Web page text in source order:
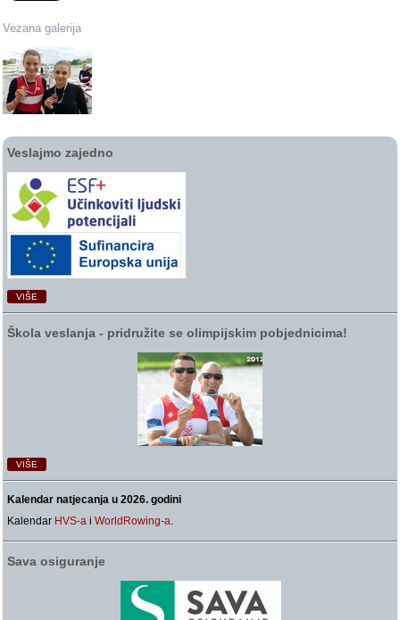
Vezana galerija
Veslajmo zajedno
VIŠE
Škola veslanja ‑ pridružite se olimpijskim pobjednicima!
VIŠE
Kalendar natjecanja u 2026. godini
Kalendar HVS-a iWorldRowing-a.
Sava osiguranje